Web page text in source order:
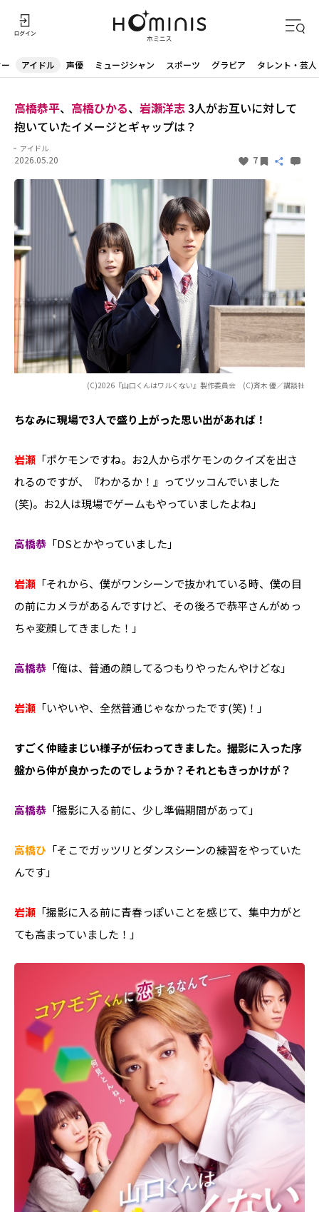
アイドル 声優 ミュージシャン スポーツ グラビア タレント・芸人
高橋恭平、 高橋ひかる、 岩瀬洋志3人がお互いに対して
抱いていたイメージとギャップは？
アイドル
2026.05.20 7
(C)2026『山口くんはワルくない』製作委員会 (C)斉木 優／講談社
――ちなみに現場で3人で盛り上がった思い出があれば！
岩瀬 「ポケモンですね。お2人からポケモンのクイズを出さ
れるのですが、『わかるか！』ってツッコんでいました
(笑)。お2人は現場でゲームもやっていましたよね」
高橋恭 「DSとかやっていました」
岩瀬 「それから、僕がワンシーンで抜かれている時、僕の目
の前にカメラがあるんですけど、その後ろで恭平さんがめっ
ちゃ変顔してきました！」
高橋恭 「俺は、普通の顔してるつもりやったんやけどな」
岩瀬 「いやいや、全然普通じゃなかったです(笑)！」
――すごく仲睦まじい様子が伝わってきました。撮影に入った序
盤から仲が良かったのでしょうか？それともきっかけが？
高橋恭 「撮影に入る前に、少し準備期間があって」
高橋ひ 「そこでガッツリとダンスシーンの練習をやっていた
んです」
岩瀬 「撮影に入る前に青春っぽいことを感じて、集中力がと
ても高まっていました！」